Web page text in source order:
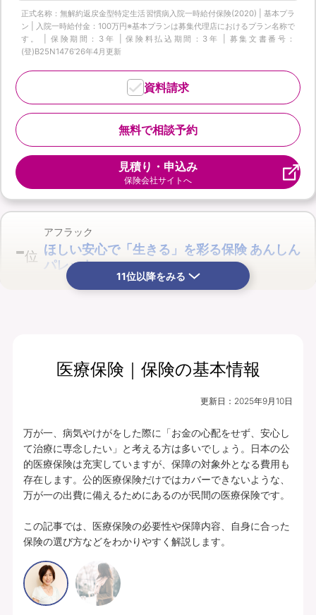
正式名称：無解約返戻金型特定生活習慣病入院一時給付保険(2020) | 基本プラ
ン | 入院一時給付金：100万円※基本プランは募集代理店におけるプラン名称で
す。 | 保険期間：3年 | 保険料払込期間：3年 | 募集文書番号：
(登)B25N1476‘26年4月更新
無料で相談予約
資料請求
見積り・申込み
保険会社サイトへ
-位
アフラック
ほしい安心で「生きる」を彩る保険 あんしん
パレット
月払保険料 保険期間
終身（総合先進医
プランの中身を見る
入院・手術・放射線治療、通院・先進医療
に備えられます。
豊富な特約ラインナップからお客さまのニ
ーズに合わせて保障を充実させることがで
きます。
あんしんパレット｜ていばん医療｜保険料払方タイプ：定額タイプ｜個別取扱
｜入院給付金日額5,000円（60日型）、通院給付金日額5,000円、手術・放射
11位以降をみる
医療保険｜保険の基本情報
更新日： 2025年9月10日
万が一、病気やけがをした際に「お金の心配をせず、安心し
て治療に専念したい」と考える方は多いでしょう。日本の公
的医療保険は充実していますが、保障の対象外となる費用も
存在します。公的医療保険だけではカバーできないような、
万が一の出費に備えるためにあるのが民間の医療保険です。
この記事では、医療保険の必要性や保障内容、自身に合った
保険の選び方などをわかりやすく解説します。